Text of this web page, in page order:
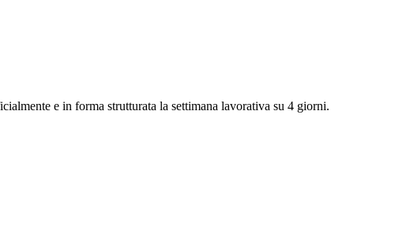
e in forma strutturata la settimana lavorativa su 4 giorni.